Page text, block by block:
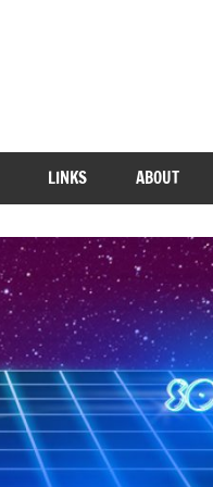
LINKS ABOUT